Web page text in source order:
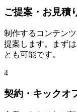
ご提案・お見積
制作するコンテン
提案します。まず
とも可能です。
4
契約・キックオ